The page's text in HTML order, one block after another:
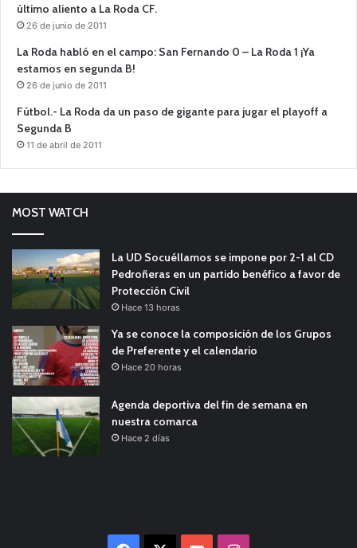
último aliento a La Roda CF.
26 de junio de 2011
La Roda habló en el campo: San Fernando 0 – La Roda 1 ¡Ya
estamos en segunda B!
26 de junio de 2011
Fútbol.- La Roda da un paso de gigante para jugar el playoff a
Segunda B
11 de abril de 2011
MOST WATCH
La UD Socuéllamos se impone por 2-1 al CD
Pedroñeras en un partido benéfico a favor de
Protección Civil
Hace 13 horas
Ya se conoce la composición de los Grupos
de Preferente y el calendario
Hace 20 horas
Agenda deportiva del fin de semana en
nuestra comarca
Hace 2 días